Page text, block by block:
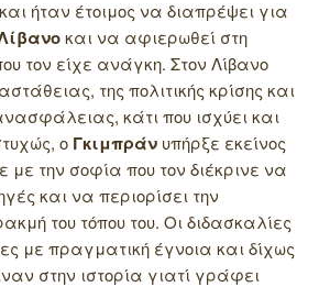
ήταν έτοιμος να διαπρέψει για
και να αφιερωθεί στη
τον είχε ανάγκη. Στον Λίβανο
της πολιτικής κρίσης και
κάτι που ισχύει και
ο Γκιμπράν υπήρξε εκείνος
την σοφία που τον διέκρινε να
και να περιορίσει την
του τόπου του. Οι διδασκαλίες
με πραγματική έγνοια και δίχως
στην ιστορία γιατί γράφει